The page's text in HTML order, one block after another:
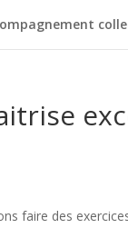
faire des